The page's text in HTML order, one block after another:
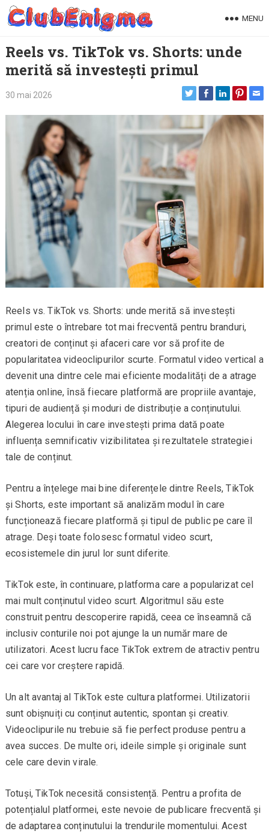
Skip
MENU
Reels vs. TikTok vs. Shorts: unde
merită să investești primul
30 mai 2026
Reels vs. TikTok vs. Shorts: unde merită să investești
primul este o întrebare tot mai frecventă pentru branduri,
creatori de conținut și afaceri care vor să profite de
popularitatea videoclipurilor scurte. Formatul video vertical a
devenit una dintre cele mai eficiente modalități de a atrage
atenția online, însă fiecare platformă are propriile avantaje,
tipuri de audiență și moduri de distribuție a conținutului.
Alegerea locului în care investești prima dată poate
influența semnificativ vizibilitatea și rezultatele strategiei
tale de conținut.
Pentru a înțelege mai bine diferențele dintre Reels, TikTok
și Shorts, este important să analizăm modul în care
funcționează fiecare platformă și tipul de public pe care îl
atrage. Deși toate folosesc formatul video scurt,
ecosistemele din jurul lor sunt diferite.
TikTok este, în continuare, platforma care a popularizat cel
mai mult conținutul video scurt. Algoritmul său este
construit pentru descoperire rapidă, ceea ce înseamnă că
inclusiv conturile noi pot ajunge la un număr mare de
utilizatori. Acest lucru face TikTok extrem de atractiv pentru
cei care vor creștere rapidă.
Un alt avantaj al TikTok este cultura platformei. Utilizatorii
sunt obișnuiți cu conținut autentic, spontan și creativ.
Videoclipurile nu trebuie să fie perfect produse pentru a
avea succes. De multe ori, ideile simple și originale sunt
cele care devin virale.
Totuși, TikTok necesită consistență. Pentru a profita de
potențialul platformei, este nevoie de publicare frecventă și
de adaptarea conținutului la trendurile momentului. Acest